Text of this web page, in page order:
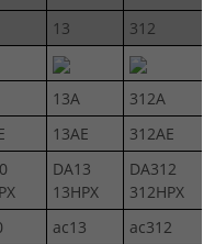
13 312
13A 312A
13AE 312AE
DA13
13HPX
DA312
312HPX
ac13 ac312